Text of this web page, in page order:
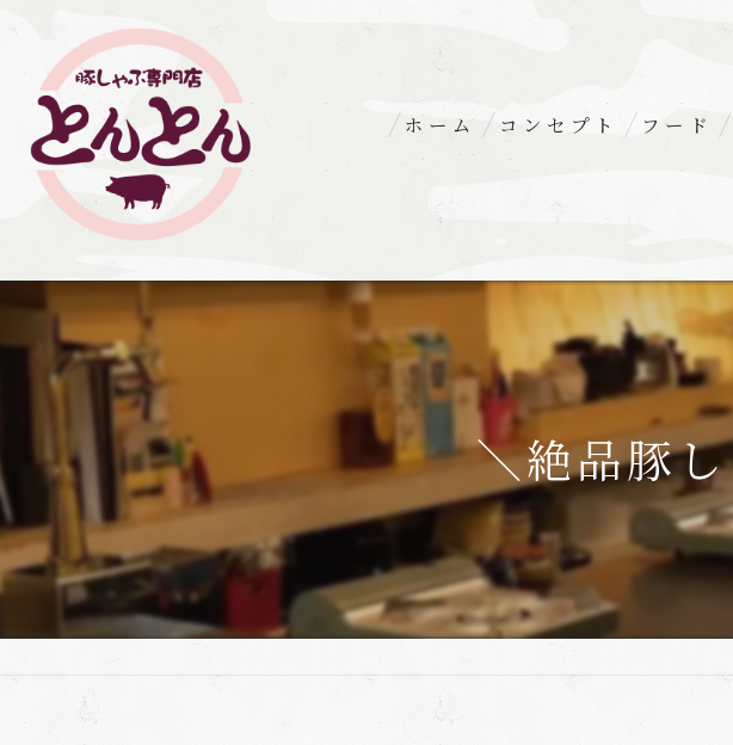
ホーム コンセプト フード
＼絶品豚